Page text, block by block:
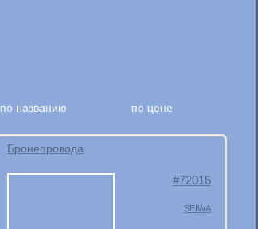
по названию по цене
Бронепровода
72016
SEIWA